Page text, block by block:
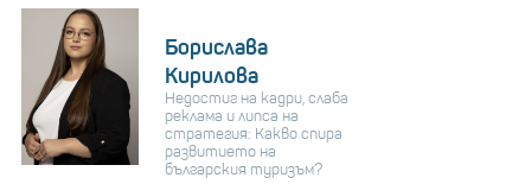
Борислава
Кирилова
Недостиг на кадри, слаба
реклама и липса на
стратегия: Какво спира
развитието на
българския туризъм?